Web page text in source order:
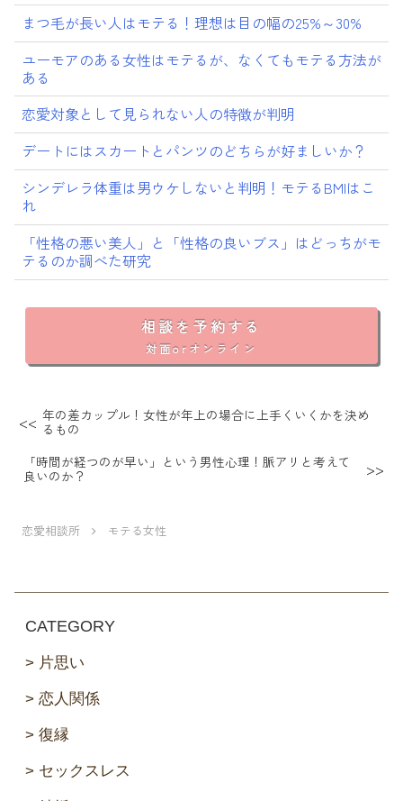
まつ毛が長い人はモテる！理想は目の幅の25%～30%
ユーモアのある女性はモテるが、なくてもモテる方法が
ある
恋愛対象として見られない人の特徴が判明
デートにはスカートとパンツのどちらが好ましいか？
シンデレラ体重は男ウケしないと判明！モテるBMIはこ
れ
「性格の悪い美人」と「性格の良いブス」はどっちがモ
テるのか調べた研究
相談を予約する
対面orオンライン
年の差カップル！女性が年上の場合に上手くいくかを決め
るもの
「時間が経つのが早い」という男性心理！脈アリと考えて
良いのか？
恋愛相談所 モテる女性
CATEGORY
片思い
恋人関係
復縁
セックスレス